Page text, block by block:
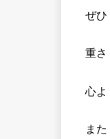
ぜひ
重
心よ
ま